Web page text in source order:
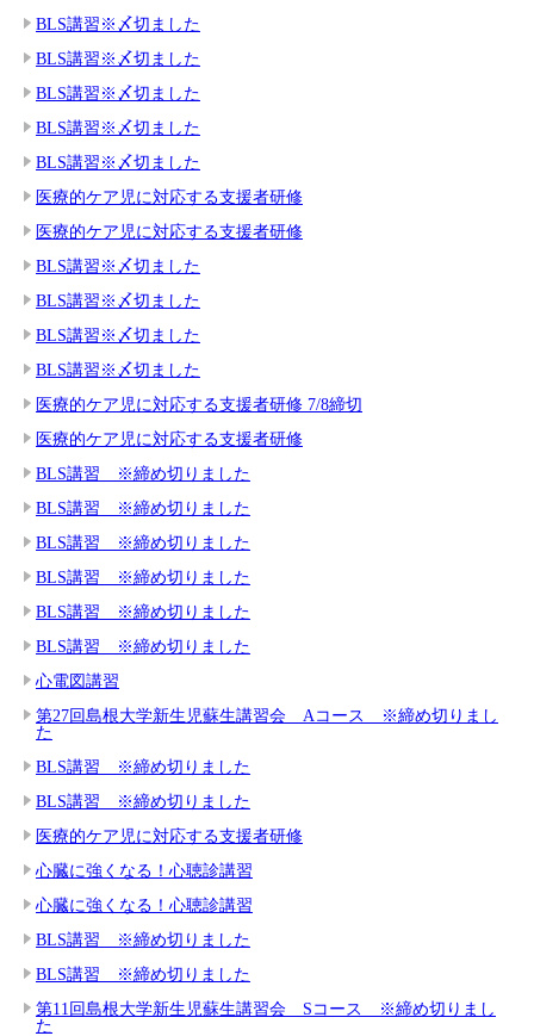
BLS講習※〆切ました
BLS講習※〆切ました
BLS講習※〆切ました
BLS講習※〆切ました
BLS講習※〆切ました
医療的ケア児に対応する支援者研修
医療的ケア児に対応する支援者研修
BLS講習※〆切ました
BLS講習※〆切ました
BLS講習※〆切ました
BLS講習※〆切ました
医療的ケア児に対応する支援者研修 7/8締切
医療的ケア児に対応する支援者研修
BLS講習 ※締め切りました
BLS講習 ※締め切りました
BLS講習 ※締め切りました
BLS講習 ※締め切りました
BLS講習 ※締め切りました
BLS講習 ※締め切りました
心電図講習
第27回島根大学新生児蘇生講習会 Aコース ※締め切りまし
た
BLS講習 ※締め切りました
BLS講習 ※締め切りました
医療的ケア児に対応する支援者研修
心臓に強くなる！心聴診講習
心臓に強くなる！心聴診講習
BLS講習 ※締め切りました
BLS講習 ※締め切りました
第11回島根大学新生児蘇生講習会 Sコース ※締め切りまし
た